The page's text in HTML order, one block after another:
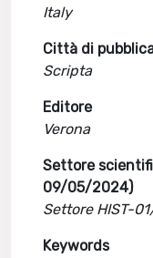
Italy
Città di
Scripta
Editore
Verona
Settore
09/05/2024)
Settore HIST-
Keywords